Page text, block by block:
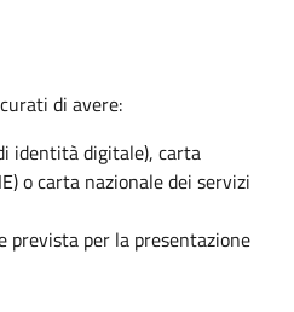
di avere:
identità digitale), carta
o carta nazionale dei servizi
per la presentazione